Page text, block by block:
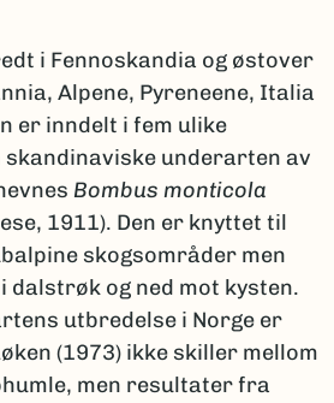
i Fennoskandia og østover
Alpene, Pyreneene, Italia
er inndelt i fem ulike
underarten av
Bombus monticola
1911). Den er knyttet til
skogsområder men
dalstrøk og ned mot kysten.
utbredelse i Norge er
(1973) ikke skiller mellom
men resultater fra